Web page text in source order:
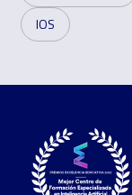
IOS